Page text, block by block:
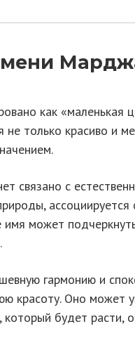
как «маленькая
не только красиво и
связано с
ассоциируется
может
гармонию и
красоту. Оно может
который будет расти,